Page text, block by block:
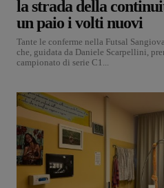
la strada della
un paio i volti nuovi
Tante le conferme nella Futsal
che, guidata da Daniele Scarpellini,
campionato di serie C1...